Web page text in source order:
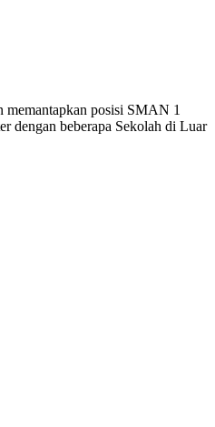
memantapkan posisi SMAN 1
dengan beberapa Sekolah di Luar